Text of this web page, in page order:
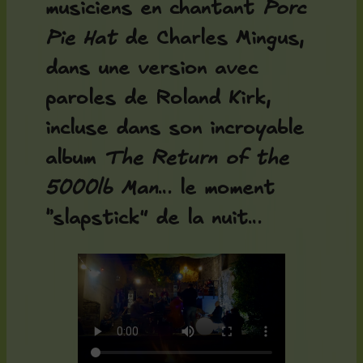
musiciens en chantant Porc
Pie Hatde Charles Mingus,
dans une version avec
paroles de Roland Kirk,
incluse dans son incroyable
album The Return of the
5000lb Man… le moment
“slapstick” de la nuit…